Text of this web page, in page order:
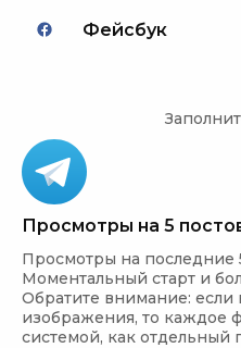
Фейсбук
Просмотры на 5
Просмотры на последние
Моментальный старт и
Обратите внимание: если
изображения, то каждое
системой, как отдельный